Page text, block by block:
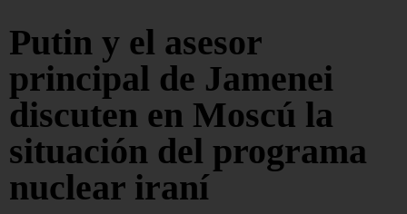
Putin y el asesor
principal de Jamenei
discuten en Moscú la
situación del programa
nuclear iraní